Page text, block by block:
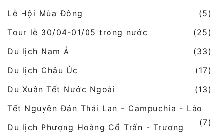
Lễ Hội Mùa Đông
(5)
Tour lễ 30/04-01/05 trong nước
(25)
Du lịch Nam Á
(33)
Du lịch Châu Úc
(17)
Du Xuân Tết Nước Ngoài
(13)
Tết Nguyên Đán Thái Lan - Campuchia - Lào
(7)
Du lịch Phượng Hoàng Cổ Trấn - Trương